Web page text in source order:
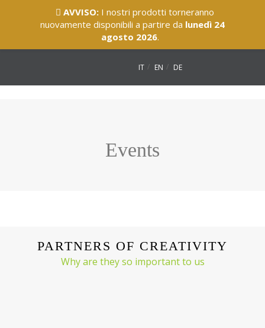
IT EN DE
Events
PARTNERS OF CREATIVITY
Why are they so important to us
AVVISO:I nostri prodotti torneranno
nuovamente disponibili a partire da lunedì 24
agosto 2026.